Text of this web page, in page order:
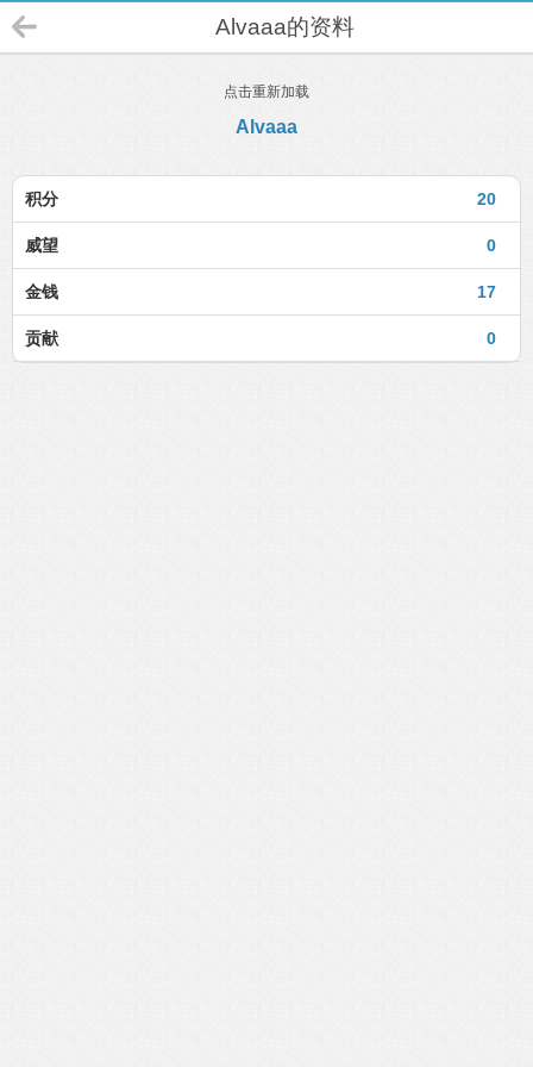
Alvaaa的资料
点击重新加载
Alvaaa
20
积分
0
威望
17
金钱
0
贡献